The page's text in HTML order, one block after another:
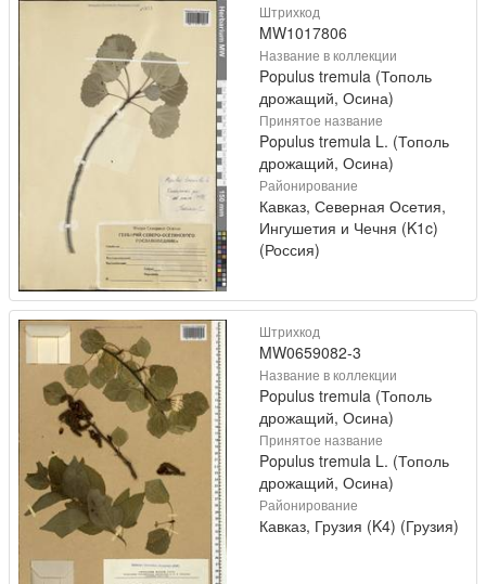
Штрихкод
MW1017806
Название в коллекции
Populus tremula (Тополь
дрожащий, Осина)
Принятое название
Populus tremula L. (Тополь
дрожащий, Осина)
Районирование
Кавказ, Северная Осетия,
Ингушетия и Чечня (K1c)
(Россия)
Штрихкод
MW0659082-3
Название в коллекции
Populus tremula (Тополь
дрожащий, Осина)
Принятое название
Populus tremula L. (Тополь
дрожащий, Осина)
Районирование
Кавказ, Грузия (K4) (Грузия)